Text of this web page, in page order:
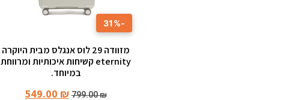
-31%
מזוודה 29 לוס אנגלס מבית היוקרה
eternity קשיחות איכותיות ומרווחת
במיוחד.
799.00₪
549.00 ₪